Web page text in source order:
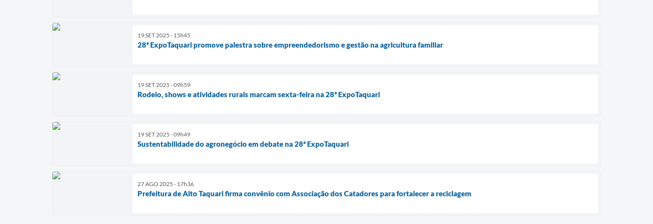
19 SET 2025 - 15h45
28ª ExpoTaquari promove palestra sobre empreendedorismo e gestão na agricultura familiar
19 SET 2025 - 09h59
Rodeio, shows e atividades rurais marcam sexta-feira na 28ª ExpoTaquari
19 SET 2025 - 09h49
Sustentabilidade do agronegócio em debate na 28ª ExpoTaquari
27 AGO 2025 - 17h36
Prefeitura de Alto Taquari firma convênio com Associação dos Catadores para fortalecer a reciclagem